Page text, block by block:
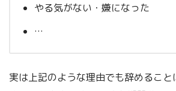
やる気がない・嫌になった
…
実は上記のような理由でも辞めるこ